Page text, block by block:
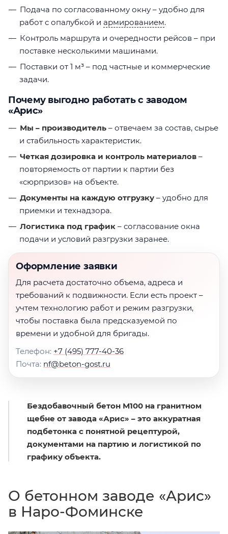
Подача по согласованному окну – удобно для
работ с опалубкой и армированием.
Контроль маршрута и очередности рейсов – при
поставке несколькими машинами.
Поставки от 1 м³ – под частные и коммерческие
задачи.
Почему выгодно работать с заводом
«Арис»
Мы – производитель – отвечаем за состав, сырье
и стабильность характеристик.
Четкая дозировка и контроль материалов –
повторяемость от партии к партии без
«сюрпризов» на объекте.
Документы на каждую отгрузку – удобно для
приемки и технадзора.
Логистика под график – согласование окна
подачи и условий разгрузки заранее.
Оформление заявки
Для расчета достаточно объема, адреса и
требований к подвижности. Если есть проект –
учтем технологию работ и режим разгрузки,
чтобы поставка была предсказуемой по
времени и удобной для бригады.
Телефон: +7 (495) 777-40-36
Почта: nf@beton-gost.ru
Бездобавочный бетон М100 на гранитном
щебне от завода «Арис» – это аккуратная
подбетонка с понятной рецептурой,
документами на партию и логистикой по
графику объекта.
О бетонном заводе «Арис»
в Наро-Фоминске